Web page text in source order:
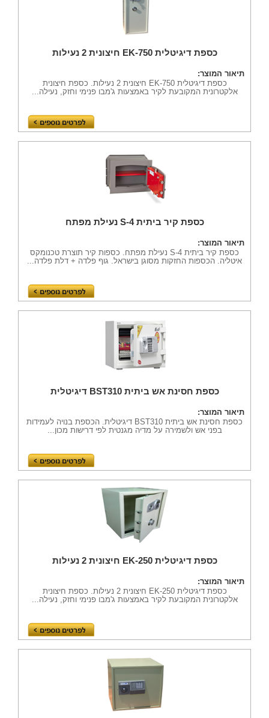
כספת דיגיטלית EK-750 חיצונית 2 נעילות
תיאור המוצר:
כספת דיגיטלית EK-750 חיצונית 2 נעילות. כספת חיצונית
אלקטרונית המקובעת לקיר באמצעות ג'מבו פנימי וחזק, נעילה...
כספת קיר ביתית S-4 נעילת מפתח
תיאור המוצר:
כספת קיר ביתית S-4 נעילת מפתח. כספות קיר תוצרת טכנומקס
איטליה. הכספות החזקות מסוגן בישראל. גוף פלדה + דלת פלדה...
כספת חסינת אש ביתית BST310 דיגיטלית
תיאור המוצר:
כספת חסינת אש ביתית BST310 דיגיטלית. הכספת בנויה לעמידות
בפני אש ולשמירה על מדיה מגנטית לפי דרישות מכון...
כספת דיגיטלית EK-250 חיצונית 2 נעילות
תיאור המוצר:
כספת דיגיטלית EK-250 חיצונית 2 נעילות. כספת חיצונית
אלקטרונית המקובעת לקיר באמצעות ג'מבו פנימי וחזק, נעילה...